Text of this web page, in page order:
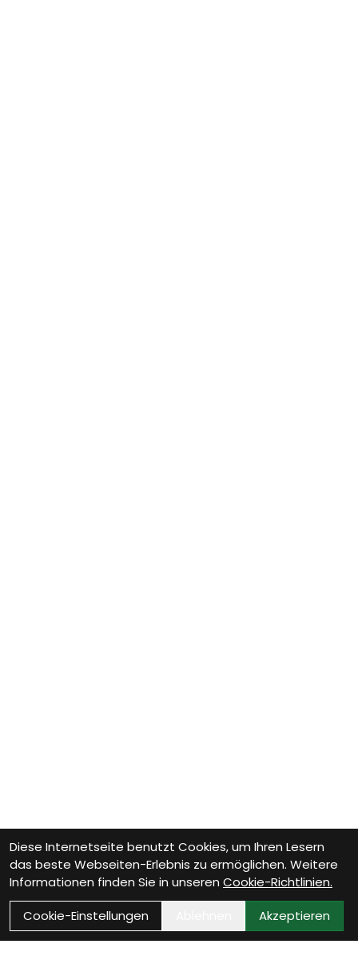
Diese Internetseite benutzt Cookies, um Ihren Lesern
das beste Webseiten-Erlebnis zu ermöglichen. Weitere
Informationen finden Sie in unseren Cookie-Richtlinien.
Cookie-Einstellungen
Akzeptieren